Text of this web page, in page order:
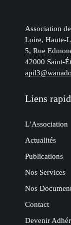
Association
Loire, Haute-
5, Rue
42000 Saint-
Liens
L’Association
Actualités
Publications
Nos Services
Nos
Contact
Devenir